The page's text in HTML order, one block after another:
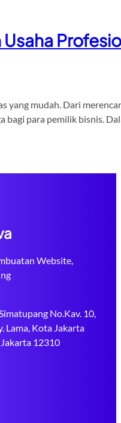
yang mudah. Dari
bagi para pemilik bisnis.
Website,
No.Kav. 10,
Lama, Kota Jakarta
12310